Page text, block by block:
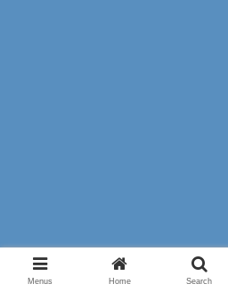
Menus Home Search